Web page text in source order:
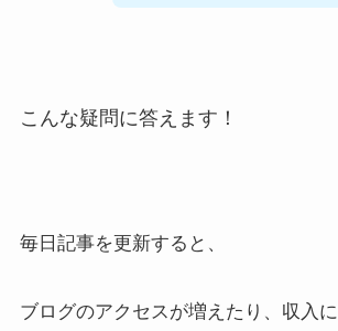
こんな疑問に答えます！
毎日記事を更新すると、
ブログのアクセスが増えたり、収入